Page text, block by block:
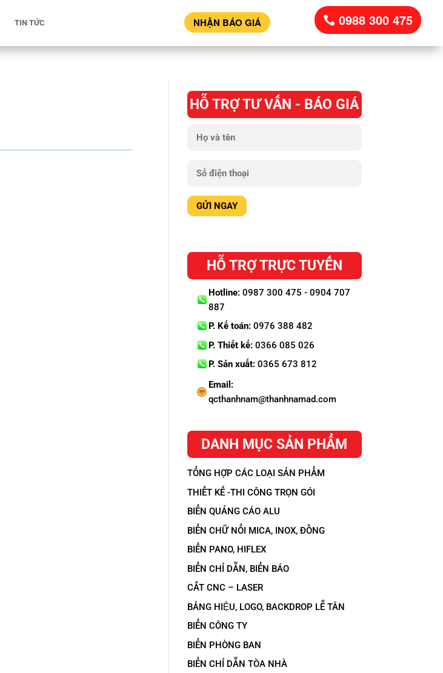
TIN TỨC NHẬN BÁO GIÁ 0988 300 475
HỖ TRỢ TƯ VẤN - BÁO GIÁ
HỖ TRỢ TRỰC TUYẾN
Hotline:0987 300 475 - 0904 707
887
P. Kế toán:0976 388 482
P. Thiết kế:0366 085 026
P. Sản xuất:0365 673 812
Email:
qcthanhnam@thanhnamad.com
DANH MỤC SẢN PHẨM
TỔNG HỢP CÁC LOẠI SẢN PHẨM
THIẾT KẾ -THI CÔNG TRỌN GÓI
BIỂN QUẢNG CÁO ALU
BIỂN CHỮ NỔI MICA, INOX, ĐỒNG
BIỂN PANO, HIFLEX
BIỂN CHỈ DẪN, BIỂN BÁO
CẮT CNC – LASER
BẢNG HIỆU, LOGO, BACKDROP LỄ TÂN
BIỂN CÔNG TY
BIỂN PHÒNG BAN
BIỂN CHỈ DẪN TÒA NHÀ